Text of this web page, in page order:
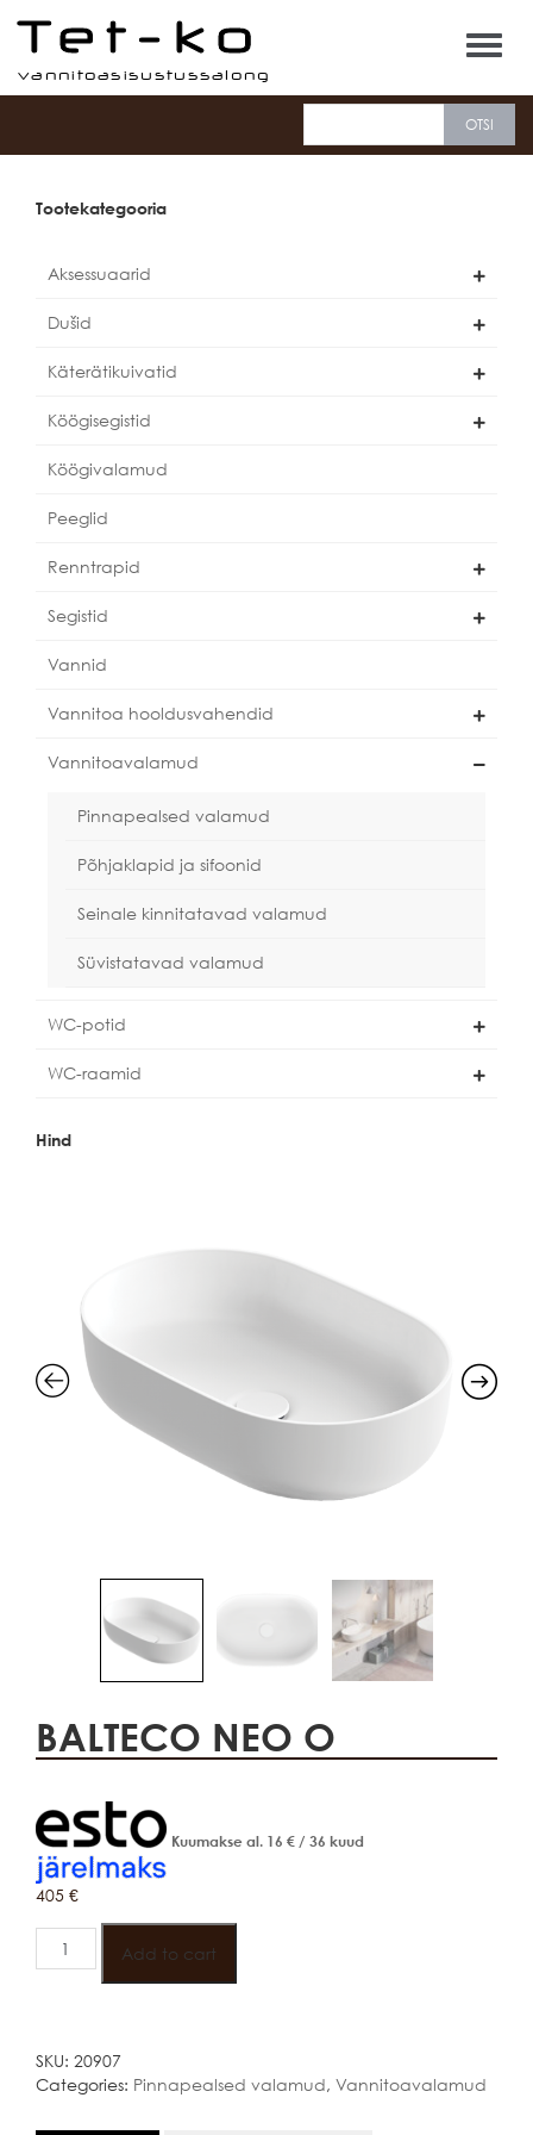
Tet-ko
Tootekategooria
Aksessuaarid
Dušid
Käterätikuivatid
Köögisegistid
Köögivalamud
Peeglid
Renntrapid
Segistid
Vannid
Vannitoa hooldusvahendid
Vannitoavalamud
Pinnapealsed valamud
Põhjaklapid ja sifoonid
Seinale kinnitatavad valamud
Süvistatavad valamud
WC-potid
WC-raamid
Hind
BALTECO NEO O
Kuumakse al. 16 € / 36 kuud
405 €
BALTECO
NEO
Add to cart
SKU: 20907
Categories: Pinnapealsed valamud, Vannitoavalamud